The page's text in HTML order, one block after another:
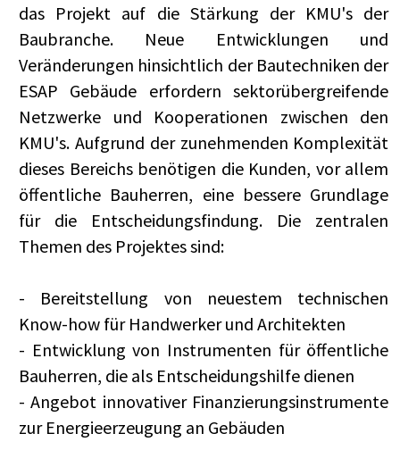
das Projekt auf die Stärkung der KMU's der
Baubranche. Neue Entwicklungen und
Veränderungen hinsichtlich der Bautechniken der
ESAP Gebäude erfordern sektorübergreifende
Netzwerke und Kooperationen zwischen den
KMU's. Aufgrund der zunehmenden Komplexität
dieses Bereichs benötigen die Kunden, vor allem
öffentliche Bauherren, eine bessere Grundlage
für die Entscheidungsfindung. Die zentralen
Themen des Projektes sind:
- Bereitstellung von neuestem technischen
Know-how für Handwerker und Architekten
- Entwicklung von Instrumenten für öffentliche
Bauherren, die als Entscheidungshilfe dienen
- Angebot innovativer Finanzierungsinstrumente
zur Energieerzeugung an Gebäuden